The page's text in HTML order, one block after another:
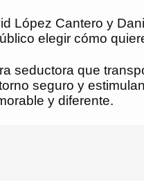
López Cantero y
elegir cómo
seductora que
seguro y
y diferente.